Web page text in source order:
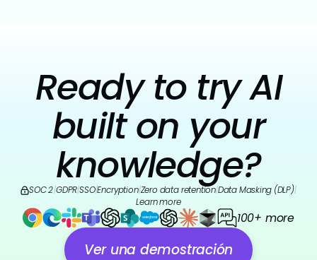
Ready to try AI
built on your
knowledge?
SOC 2|GDPR|SSO|Encryption|Zero data retention|Data Masking (DLP)|
Learn more
100+ more
Ver una demostración